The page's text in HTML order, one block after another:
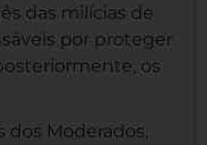
das milícias de
por proteger
os
dos Moderados,